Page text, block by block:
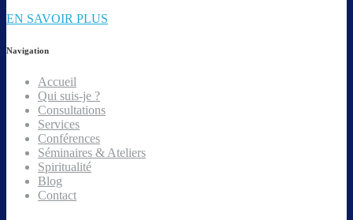
EN SAVOIR PLUS
Navigation
Accueil
Qui suis-je ?
Consultations
Services
Conférences
Séminaires & Ateliers
Spiritualité
Blog
Contact